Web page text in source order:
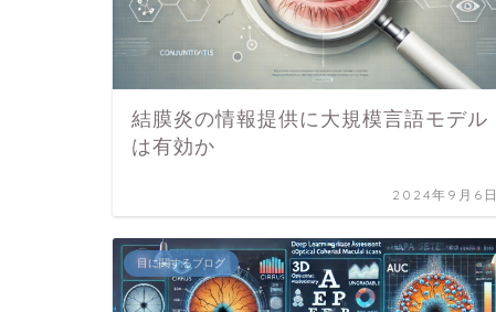
結膜炎の情報提供に大規模言語モデル
は有効か
2024年9月6日
目に関するブログ